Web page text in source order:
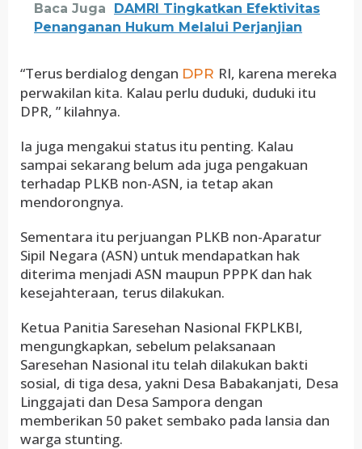
Baca Juga
DAMRI Tingkatkan Efektivitas
Penanganan Hukum Melalui Perjanjian
“Terus berdialog dengan DPR RI, karena mereka
perwakilan kita. Kalau perlu duduki, duduki itu
DPR, ” kilahnya.
Ia juga mengakui status itu penting. Kalau
sampai sekarang belum ada juga pengakuan
terhadap PLKB non-ASN, ia tetap akan
mendorongnya.
Sementara itu perjuangan PLKB non-Aparatur
Sipil Negara (ASN) untuk mendapatkan hak
diterima menjadi ASN maupun PPPK dan hak
kesejahteraan, terus dilakukan.
Ketua Panitia Saresehan Nasional FKPLKBI,
mengungkapkan, sebelum pelaksanaan
Saresehan Nasional itu telah dilakukan bakti
sosial, di tiga desa, yakni Desa Babakanjati, Desa
Linggajati dan Desa Sampora dengan
memberikan 50 paket sembako pada lansia dan
warga stunting.